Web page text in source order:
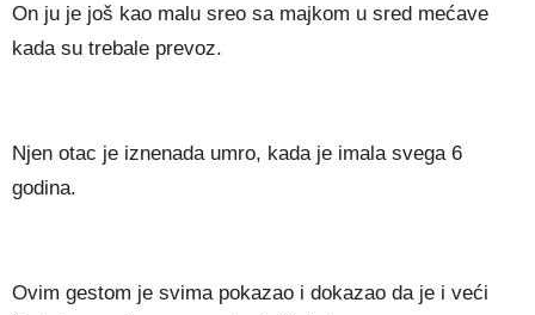
On ju je još kao malu sreo sa majkom u sred mećave
kada su trebale prevoz.
Njen otac je iznenada umro, kada je imala svega 6
godina.
Ovim gestom je svima pokazao i dokazao da je i veći